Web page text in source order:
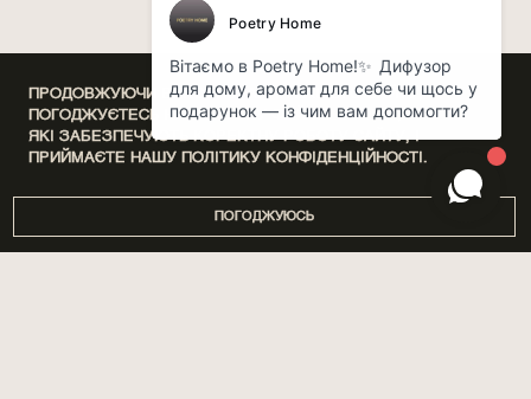
ПРОДОВЖУЮЧИ ВИКОРИСТАННЯ НАШОГО САЙТУ, ВИ
ПОГОДЖУЄТЕСЬ НА ОБРОБКУ ФАЙЛІВ COOKIE,
ЯКІ ЗАБЕЗПЕЧУЮТЬ КОРЕКТНУ РОБОТУ САЙТУ, І
ПРИЙМАЄТЕ НАШУ ПОЛІТИКУ КОНФІДЕНЦІЙНОСТІ.
ПОГОДЖУЮСЬ